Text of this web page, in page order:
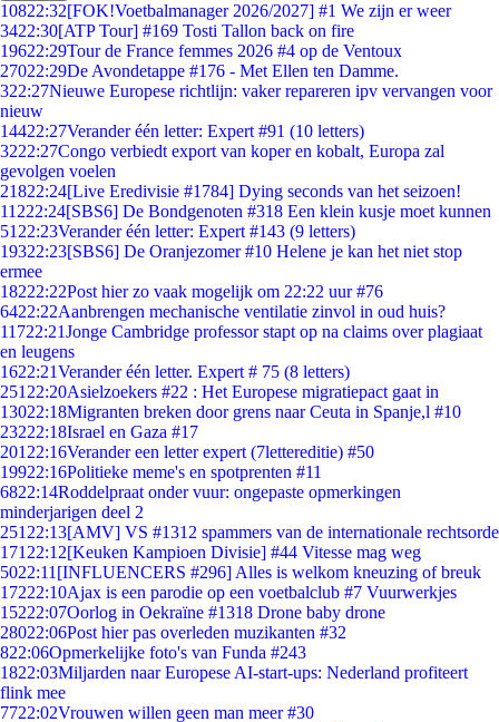
10822:32[FOK!Voetbalmanager 2026/2027] #1 We zijn er weer
3422:30[ATP Tour] #169 Tosti Tallon back on fire
19622:29Tour de France femmes 2026 #4 op de Ventoux
27022:29De Avondetappe #176 - Met Ellen ten Damme.
322:27Nieuwe Europese richtlijn: vaker repareren ipv vervangen voor
nieuw
14422:27Verander één letter: Expert #91 (10 letters)
3222:27Congo verbiedt export van koper en kobalt, Europa zal
gevolgen voelen
21822:24[Live Eredivisie #1784] Dying seconds van het seizoen!
11222:24[SBS6] De Bondgenoten #318 Een klein kusje moet kunnen
51 22:23Verander één letter: Expert #143 (9 letters)
19322:23[SBS6] De Oranjezomer #10 Helene je kan het niet stop
ermee
18222:22Post hier zo vaak mogelijk om 22:22 uur #76
6422:22Aanbrengen mechanische ventilatie zinvol in oud huis?
11722:21Jonge Cambridge professor stapt op na claims over plagiaat
en leugens
1622:21Verander één letter. Expert # 75 (8 letters)
251 22:20Asielzoekers #22 : Het Europese migratiepact gaat in
13022:18Migranten breken door grens naar Ceuta in Spanje,l #10
23222:18Israel en Gaza #17
201 22:16Verander een letter expert (7lettereditie) #50
19922:16Politieke meme's en spotprenten #11
6822:14Roddelpraat onder vuur: ongepaste opmerkingen
minderjarigen deel 2
251 22:13[AMV] VS #1312 spammers van de internationale rechtsorde
171 22:12[Keuken Kampioen Divisie] #44 Vitesse mag weg
5022:11 [INFLUENCERS #296] Alles is welkom kneuzing of breuk
17222:10Ajax is een parodie op een voetbalclub #7 Vuurwerkjes
15222:07Oorlog in Oekraïne #1318 Drone baby drone
28022:06Post hier pas overleden muzikanten #32
822:06Opmerkelijke foto's van Funda #243
1822:03Miljarden naar Europese AI-start-ups: Nederland profiteert
flink mee
7722:02Vrouwen willen geen man meer #30